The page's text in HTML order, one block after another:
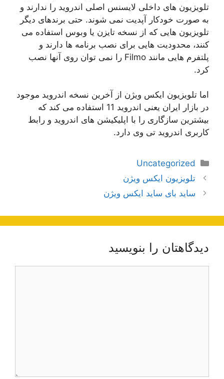
تلویزیون های داخلی لایسنس اصلی اندروید را ندارند و
به صورت خودکار آپدیت نمی شوند. حتی برندهای دیگر
تلویزیون هایی که از نسخه تایزن یا وبوس استفاده می
کنند، محدودیت هایی برای نصب برنامه ها دارند و
پلتفرم هایی مانند Filmo را نمی توان روی آنها نصب
کرد.
اما تلویزیون ایکس ویژن از آخرین نسخه اندروید موجود
در بازار ایران یعنی اندروید 11 استفاده می کند که
بیشترین سازگاری را با اپلیکیشن های اندروید و رابط
کاربری اندروید تی وی دارد.
دسته‌ها
Uncategorized
ناوبری
نوشته‌ها
تلویزیون ایکس ویژن
ساید بای ساید ایکس ویژن
دیدگاهتان را بنویسید